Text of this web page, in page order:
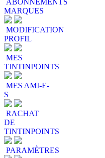
MARQUES
MODIFICATION
PROFIL
MES
TINTINPOINTS
MES AMI-E-
S
RACHAT
DE
TINTINPOINTS
PARAMÈTRES